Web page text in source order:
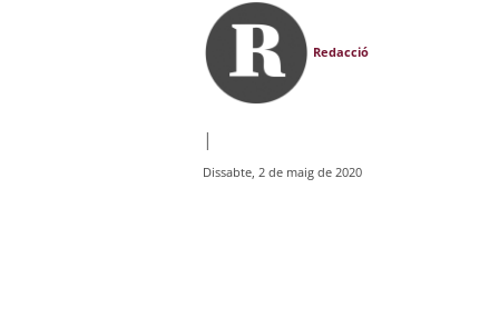
Redacció
|
Dissabte, 2 de maig de 2020